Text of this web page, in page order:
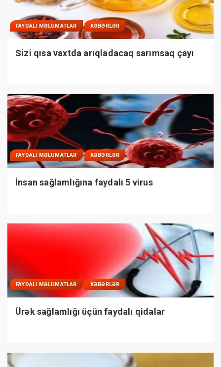
FAYDALI MƏLUMATLAR XƏBƏRLƏR
Sizi qısa vaxtda arıqladacaq sarımsaq çayı
FAYDALI MƏLUMATLAR XƏBƏRLƏR
İnsan sağlamlığına faydalı 5 virus
FAYDALI MƏLUMATLAR XƏBƏRLƏR
Ürək sağlamlığı üçün faydalı qidalar